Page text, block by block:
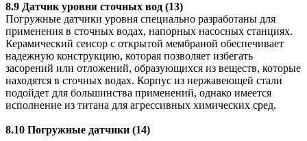
8.9 Датчик уровня сточных вод (13)
Погружные датчики уровня специально разработаны для
применения в сточных водах, напорных насосных станциях.
Керамический сенсор с открытой мембраной обеспечивает
надежную конструкцию, которая позволяет избегать
засорений или отложений, образующихся из веществ, которые
находятся в сточных водах. Корпус из нержавеющей стали
подойдет для большинства применений, однако имеется
исполнение из титана для агрессивных химических сред.
8.10 Погружные датчики (14)